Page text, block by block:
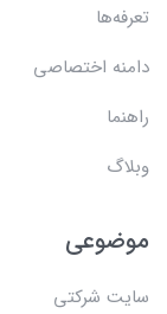
تعرفه‌ها
دامنه اختصاصی
راهنما
وبلاگ
موضوعی
سایت شرکتی